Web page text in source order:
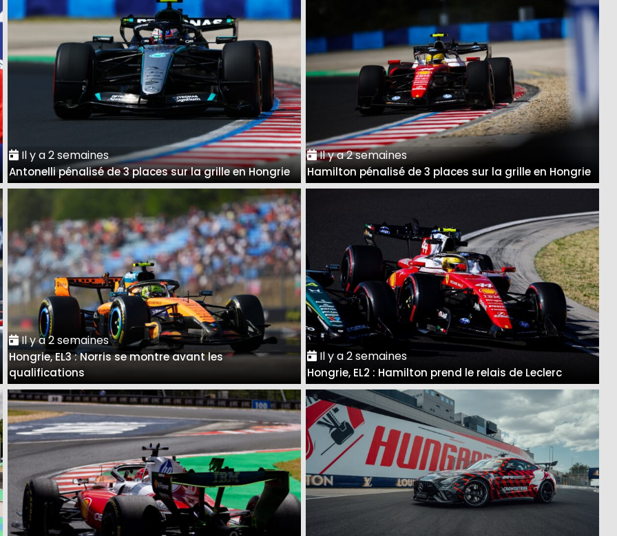
Il y a 2 semaines
Antonelli pénalisé de 3 places sur la grille en Hongrie
Il y a 2 semaines
Hamilton pénalisé de 3 places sur la grille en Hongrie
Il y a 2 semaines
Hongrie, EL3 : Norris se montre avant les
qualifications
Il y a 2 semaines
Hongrie, EL2 : Hamilton prend le relais de Leclerc